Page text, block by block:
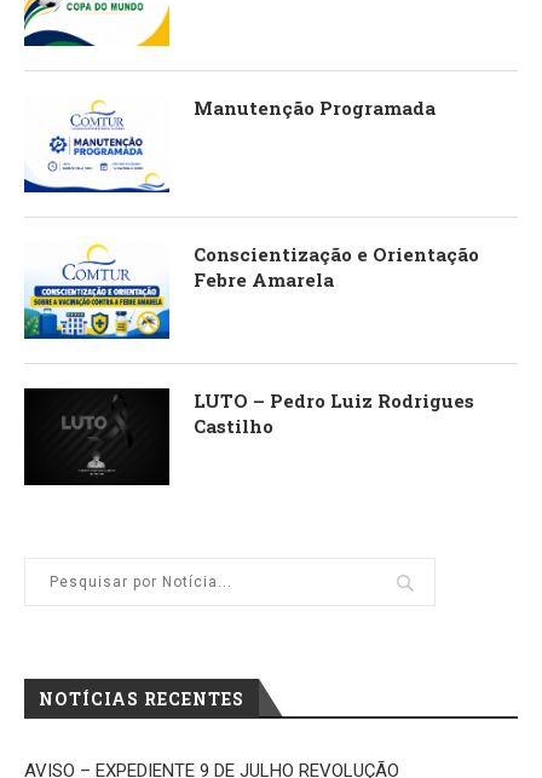
Manutenção Programada
Conscientização e Orientação
Febre Amarela
LUTO – Pedro Luiz Rodrigues
Castilho
NOTÍCIAS RECENTES
AVISO – EXPEDIENTE 9 DE JULHO REVOLUÇÃO